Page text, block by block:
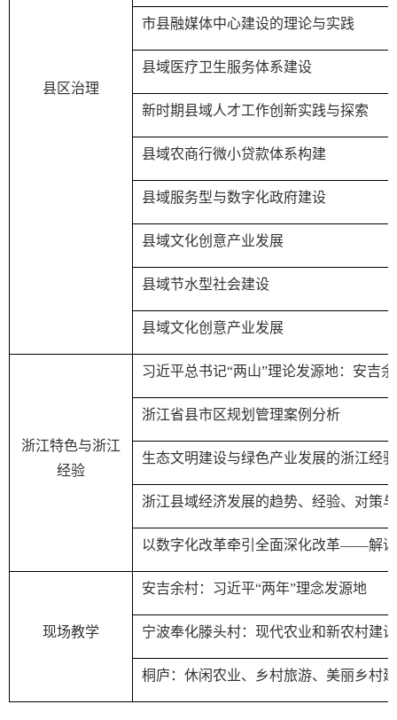
县区治理
市县融媒体中心建设的理论与实践
县域医疗卫生服务体系建设
新时期县域人才工作创新实践与探索
县域农商行微小贷款体系构建
县域服务型与数字化政府建设
县域文化创意产业发展
县域节水型社会建设
县域文化创意产业发展
浙江特色与浙江
经验
习近平总书记“两山”理论发源地：安吉
浙江省县市区规划管理案例分析
生态文明建设与绿色产业发展的浙江经验
浙江县域经济发展的趋势、经验、对策
以数字化改革牵引全面深化改革——解
现场教学
安吉余村：习近平“两年”理念发源地
宁波奉化滕头村：现代农业和新农村建设
桐庐：休闲农业、乡村旅游、美丽乡村